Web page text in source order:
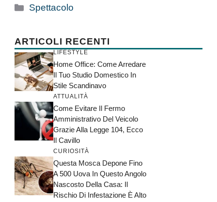
Categorie
Spettacolo
ARTICOLI RECENTI
LIFESTYLE
Home Office: Come Arredare
Il Tuo Studio Domestico In
Stile Scandinavo
ATTUALITÀ
Come Evitare Il Fermo
Amministrativo Del Veicolo
Grazie Alla Legge 104, Ecco
Il Cavillo
CURIOSITÀ
Questa Mosca Depone Fino
A 500 Uova In Questo Angolo
Nascosto Della Casa: Il
Rischio Di Infestazione È Alto